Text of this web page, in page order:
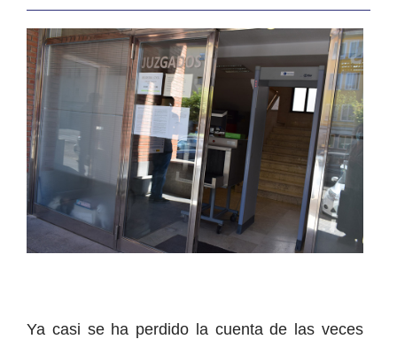
Ya casi se ha perdido la cuenta de las veces